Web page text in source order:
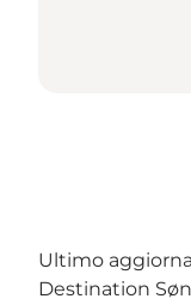
Ultimo
Destination